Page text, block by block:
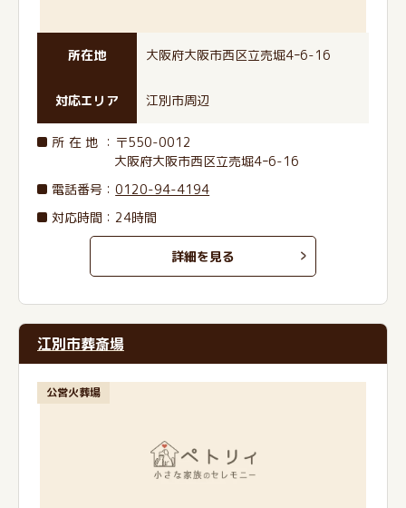
所在地 大阪府大阪市西区立売堀4ｰ6-16
対応エリア 江別市周辺
所在地 ：〒550-0012
大阪府大阪市西区立売堀4ｰ6-16
電話番号 ：0120-94-4194
対応時間：24時間
詳細を見る
江別市葬斎場
公営火葬場